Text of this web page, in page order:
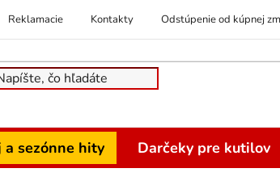
Reklamacie Kontakty Odstúpenie od kúpnej
a sezónne hity Darčeky pre kutilov